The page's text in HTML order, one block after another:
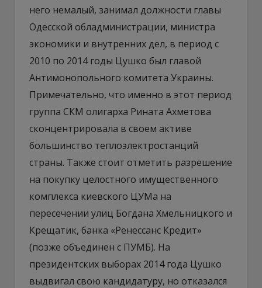
него немалый, занимал должности главы
Одесской обладминистрации, министра
экономики и внутренних дел, в период с
2010 по 2014 годы Цушко был главой
Антимонопольного комитета Украины.
Примечательно, что именно в этот период
группа СКМ олигарха Рината Ахметова
сконцентрировала в своем активе
большинство теплоэлектростанций
страны. Также стоит отметить разрешение
на покупку целостного имущественного
комплекса киевского ЦУМа на
пересечении улиц Богдана Хмельницкого и
Крещатик, банка «Ренессанс Кредит»
(позже объединен с ПУМБ). На
президентских выборах 2014 года Цушко
выдвигал свою кандидатуру, но отказался